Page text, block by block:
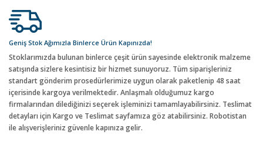
Geniş Stok Ağımızla Binlerce Ürün Kapınızda!
Stoklarımızda bulunan binlerce çeşit ürün sayesinde elektronik malzeme
satışında sizlere kesintisiz bir hizmet sunuyoruz. Tüm siparişleriniz
standart gönderim prosedürlerimize uygun olarak paketlenip 48 saat
içerisinde kargoya verilmektedir. Anlaşmalı olduğumuz kargo
firmalarından dilediğinizi seçerek işleminizi tamamlayabilirsiniz. Teslimat
detayları için Kargo ve Teslimat sayfamıza göz atabilirsiniz. Robotistan
ile alışverişleriniz güvenle kapınıza gelir.